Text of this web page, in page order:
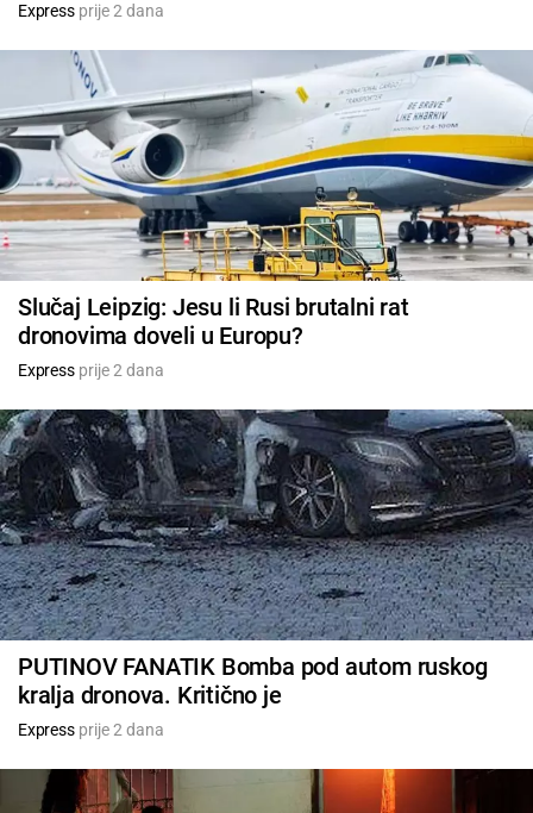
Expressprije 2 dana
Slučaj Leipzig: Jesu li Rusi brutalni rat
dronovima doveli u Europu?
Expressprije 2 dana
PUTINOV FANATIK Bomba pod autom ruskog
kralja dronova. Kritično je
Expressprije 2 dana